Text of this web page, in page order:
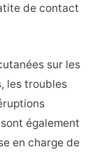
de contact
sur les
les troubles
également
en charge de